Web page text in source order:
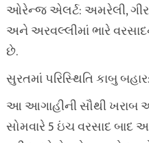
ઓરેન્જ એલર્ટ: અમરેલી, ગીર
અને અરવલ્લીમાં ભારે
છે.
સુરતમાં પરિસ્થિતિ કાબુ
આ આગાહીની સૌથી ખરાબ
સોમવારે 5 ઇંચ વરસાદ બાદ